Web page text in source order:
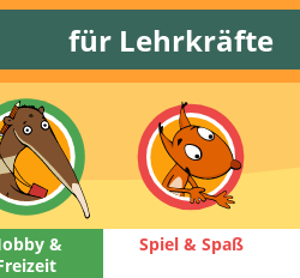
für Lehrkräfte
&
Spiel & Spaß